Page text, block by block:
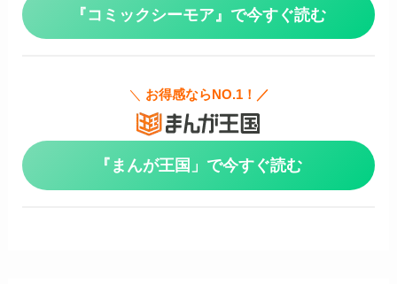
『コミックシーモア』で今すぐ読む
＼ お得感ならNO.1！／
『まんが王国」で今すぐ読む